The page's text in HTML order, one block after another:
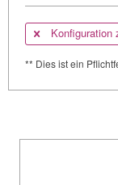
Konfiguration
** Dies ist ein